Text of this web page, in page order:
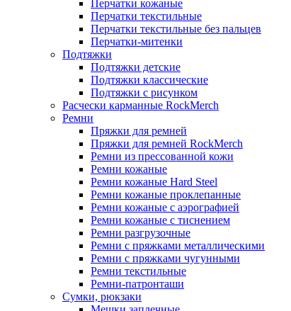
Перчатки кожаные
Перчатки текстильные
Перчатки текстильные без пальцев
Перчатки-митенки
Подтяжки
Подтяжки детские
Подтяжки классические
Подтяжки с рисунком
Расчески карманные RockMerch
Ремни
Пряжки для ремней
Пряжки для ремней RockMerch
Ремни из прессованной кожи
Ремни кожаные
Ремни кожаные Hard Steel
Ремни кожаные проклепанные
Ремни кожаные с аэрографией
Ремни кожаные с тиснением
Ремни разгрузочные
Ремни с пряжками металлическими
Ремни с пряжками чугунными
Ремни текстильные
Ремни-патронташи
Сумки, рюкзаки